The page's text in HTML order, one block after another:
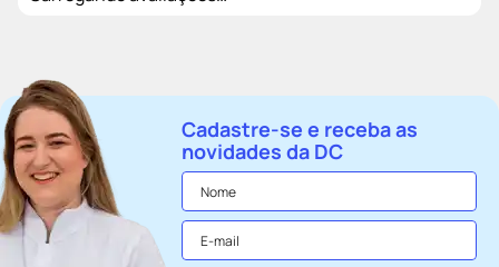
Cadastre-se e receba as
novidades da DC